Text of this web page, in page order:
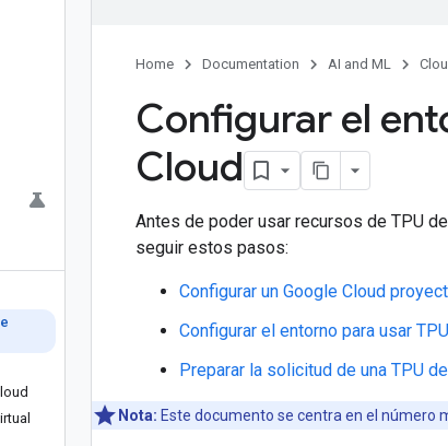
Home Documentation AI and ML
Configurar el
Cloud
Antes de poder usar recursos de TPU
seguir estos pasos:
Configurar un Google Cloud
Configurar el entorno para usar
Preparar la solicitud de una TPU
Nota: Este documento se centra en el número